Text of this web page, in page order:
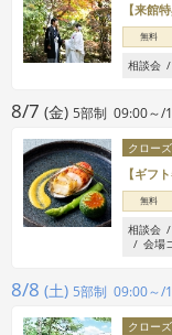
【来館
無料
相談会
8/7 (金) 5部制 09:00～/
クロー
【ギフ
無料
相談会
会場
8/8 (土) 5部制 09:00～/
クロー